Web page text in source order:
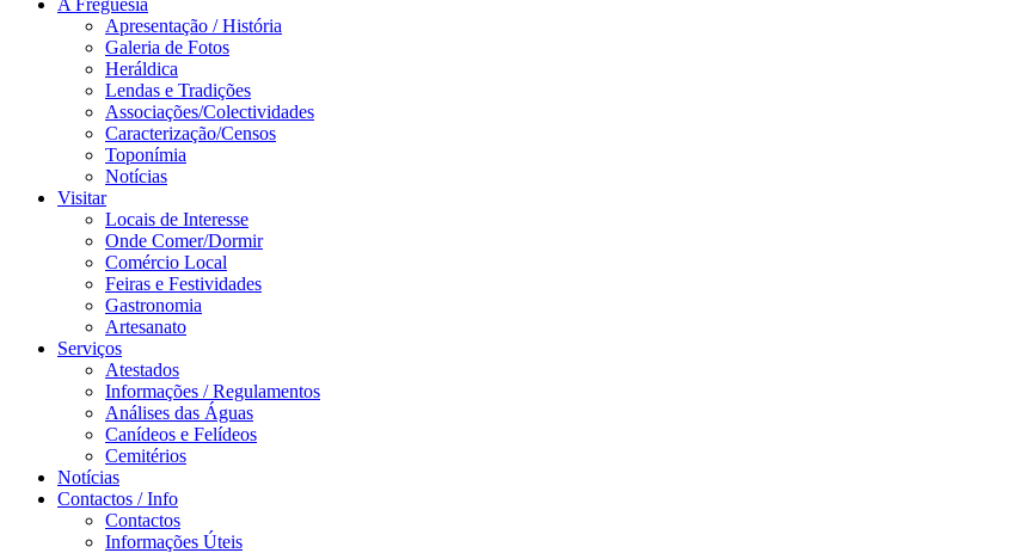
A Freguesia
Apresentação / História
Galeria de Fotos
Heráldica
Lendas e Tradições
Associações/Colectividades
Caracterização/Censos
Toponímia
Notícias
Visitar
Locais de Interesse
Onde Comer/Dormir
Comércio Local
Feiras e Festividades
Gastronomia
Artesanato
Serviços
Atestados
Informações / Regulamentos
Análises das Águas
Canídeos e Felídeos
Cemitérios
Notícias
Contactos / Info
Contactos
Informações Úteis